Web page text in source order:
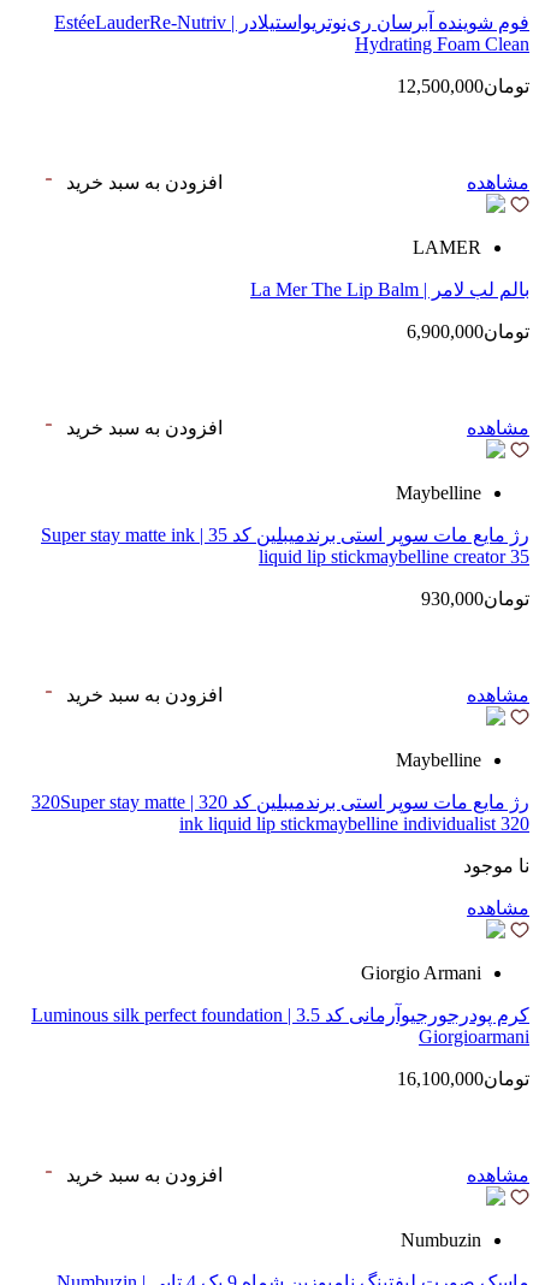
فوم شوینده آبرسان ری‌نوتریواستیلادر | EstéeLauderRe-Nutriv
Hydrating Foam Clean
تومان12,500,000
مشاهده افزودن به سبد خرید
LAMER
بالم لب لامر | La Mer The Lip Balm
تومان6,900,000
مشاهده افزودن به سبد خرید
Maybelline
رژ مایع مات سوپر استی‌ برندمیبلین کد 35 | Super stay matte ink
liquid lip stickmaybelline creator 35
تومان930,000
مشاهده افزودن به سبد خرید
Maybelline
رژ مایع مات سوپر استی‌ برندمیبلین کد 320 | 320Super stay matte
ink liquid lip stickmaybelline individualist 320
نا موجود
مشاهده
Giorgio Armani
کرم پودرجورجیوآرمانی کد 3.5 | Luminous silk perfect foundation
Giorgioarmani
تومان16,100,000
مشاهده افزودن به سبد خرید
Numbuzin